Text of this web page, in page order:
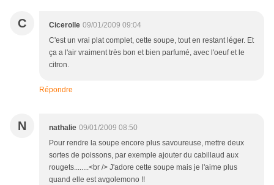
C Cicerolle 09/01/2009 09:04
C'est un vrai plat complet, cette soupe, tout en restant léger. Et
ça a l'air vraiment très bon et bien parfumé, avec l'oeuf et le
citron.
Répondre
N nathalie 09/01/2009 08:50
Pour rendre la soupe encore plus savoureuse, mettre deux
sortes de poissons, par exemple ajouter du cabillaud aux
rougets........<br /> J'adore cette soupe mais je l'aime plus
quand elle est avgolemono !!